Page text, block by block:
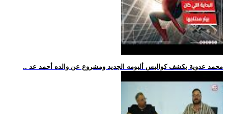
.. محمد عدوية يكشف كواليس ألبومه الجديد ومشروع عن والده أحمد عد